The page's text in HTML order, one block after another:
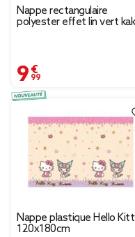
Nappe rectangulaire
polyester effet lin vert
9,99 €
Nappe plastique Hello
120x180cm